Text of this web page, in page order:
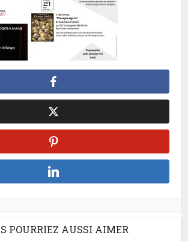
POURRIEZ AUSSI AIMER